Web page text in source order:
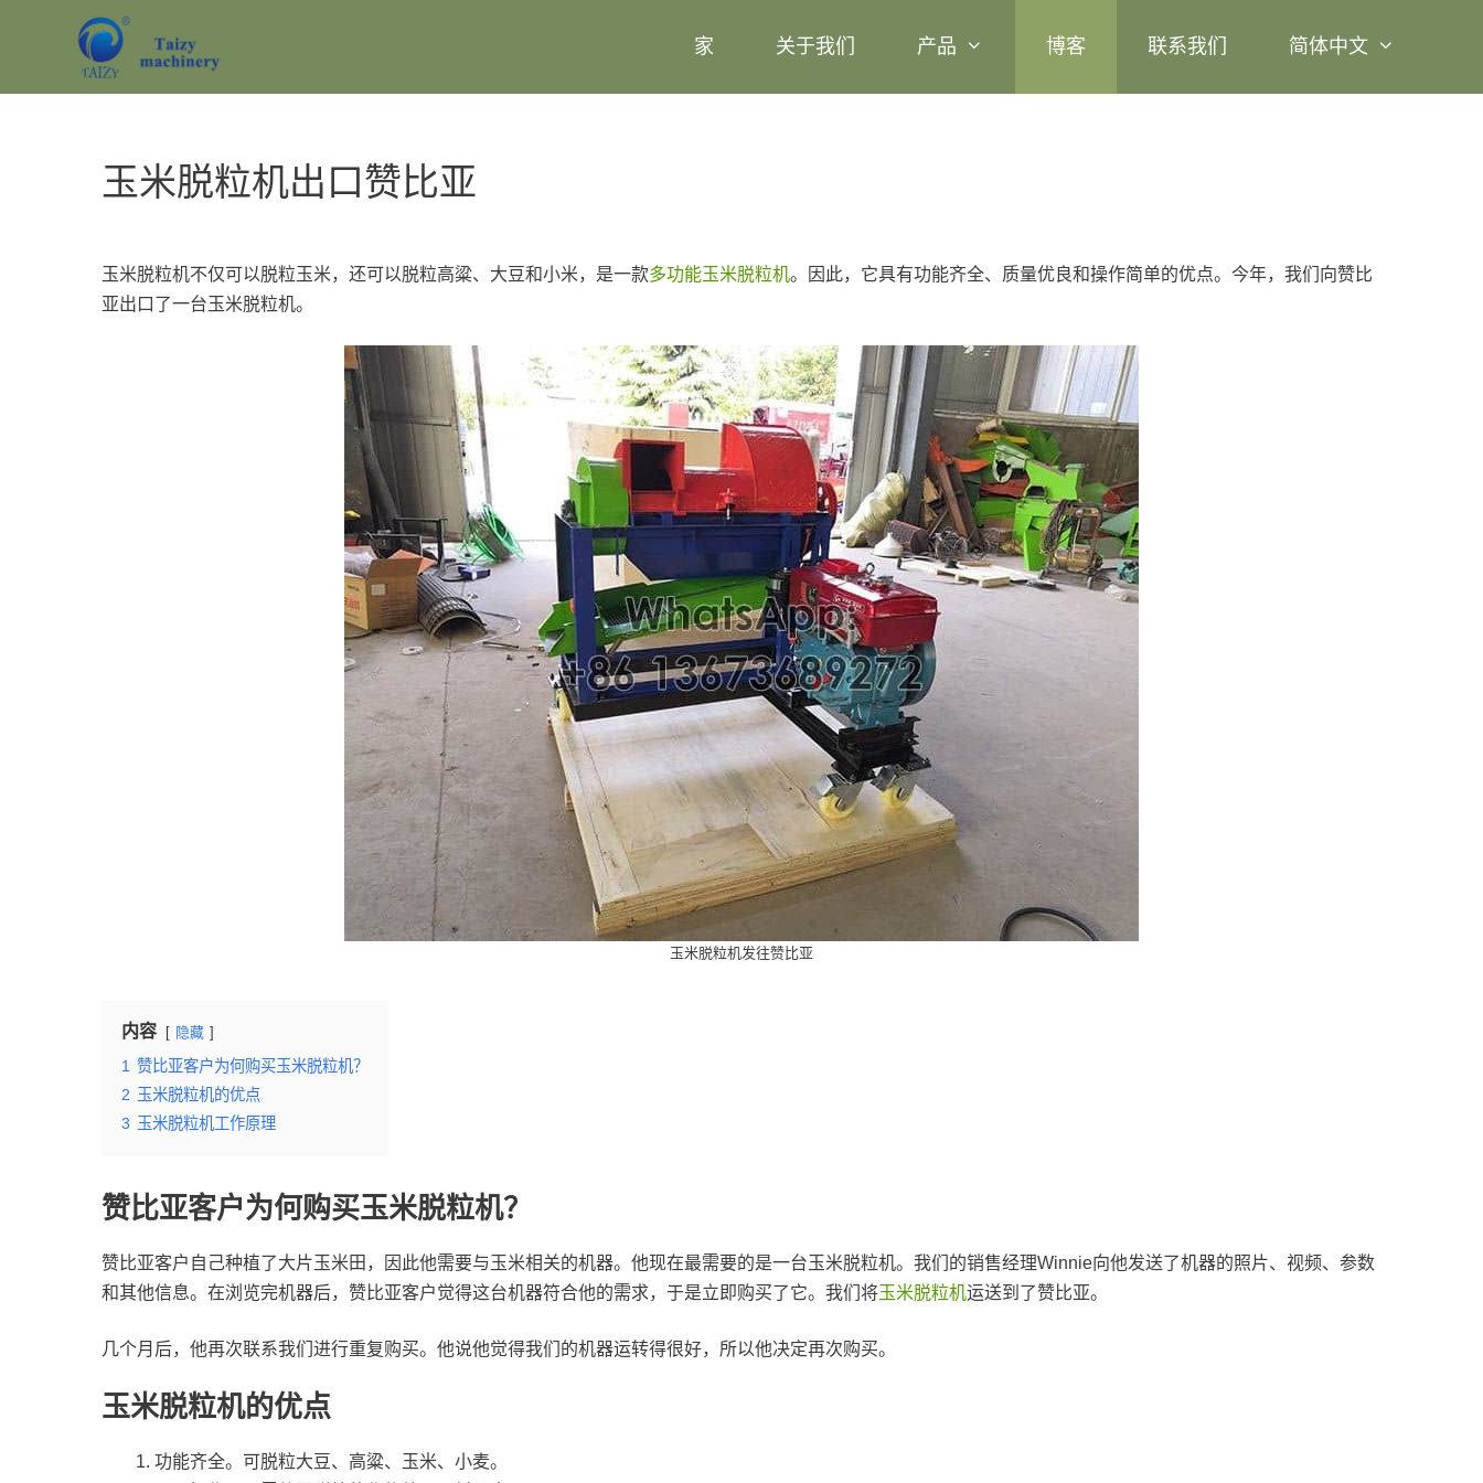
家 关于我们 产品 博客 联系我们 简体中文
玉米脱粒机出口赞比亚
玉米脱粒机不仅可以脱粒玉米，还可以脱粒高粱、大豆和小米，是一款多功能玉米脱粒机。因此，它具有功能齐全、质量优良和操作简单的优点。今年，我们向赞比
亚出口了一台玉米脱粒机。
玉米脱粒机发往赞比亚
内容 隐藏
1 赞比亚客户为何购买玉米脱粒机？
2 玉米脱粒机的优点
3 玉米脱粒机工作原理
赞比亚客户为何购买玉米脱粒机？
赞比亚客户自己种植了大片玉米田，因此他需要与玉米相关的机器。他现在最需要的是一台玉米脱粒机。我们的销售经理Winnie向他发送了机器的照片、视频、参数
和其他信息。在浏览完机器后，赞比亚客户觉得这台机器符合他的需求，于是立即购买了它。我们将玉米脱粒机运送到了赞比亚。
几个月后，他再次联系我们进行重复购买。他说他觉得我们的机器运转得很好，所以他决定再次购买。
玉米脱粒机的优点
功能齐全。可脱粒大豆、高粱、玉米、小麦。